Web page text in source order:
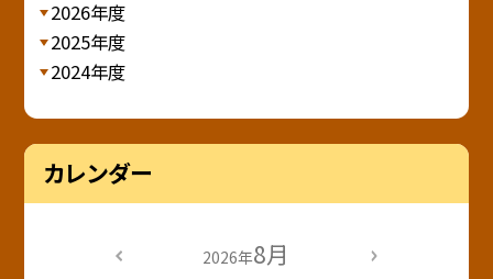
2026年度
2025年度
2024年度
カレンダー
2026年8月